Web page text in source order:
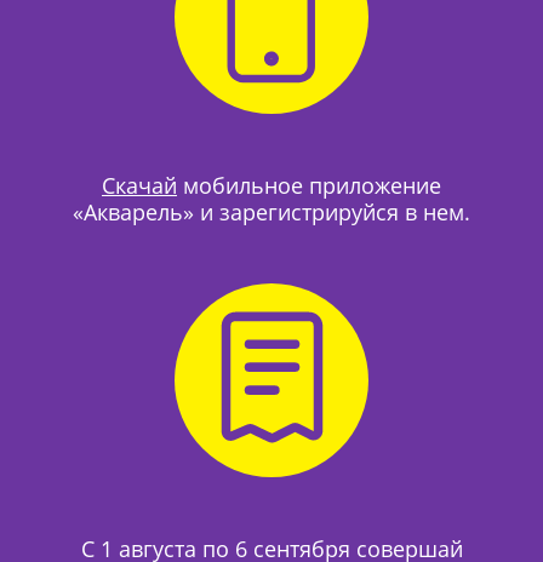
Скачай мобильное приложение
«Акварель» и зарегистрируйся в нем.
С 1 августа по 6 сентября совершай